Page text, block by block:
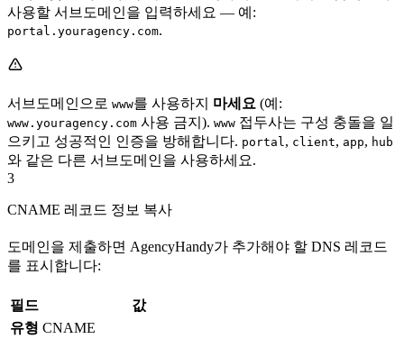
사용할 서브도메인을 입력하세요 — 예:
portal.youragency.com.
서브도메인으로 www를 사용하지 마세요 (예:
www.youragency.com 사용 금지). www 접두사는 구성 충돌을 일
으키고 성공적인 인증을 방해합니다. portal , client, app, hub
와 같은 다른 서브도메인을 사용하세요.
3
CNAME 레코드 정보 복사
도메인을 제출하면 AgencyHandy가 추가해야 할 DNS 레코드
를 표시합니다:
필드
값
유형 CNAME